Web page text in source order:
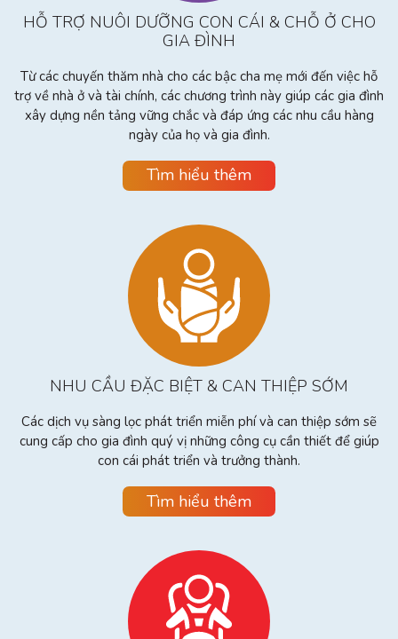
HỖ TRỢ NUÔI DƯỠNG CON CÁI & CHỖ Ở CHO
GIA ĐÌNH
Từ các chuyến thăm nhà cho các bậc cha mẹ mới đến việc hỗ
trợ về nhà ở và tài chính, các chương trình này giúp các gia đình
xây dựng nền tảng vững chắc và đáp ứng các nhu cầu hàng
ngày của họ và gia đình.
Tìm hiểu thêm
NHU CẦU ĐẶC BIỆT & CAN THIỆP SỚM
Các dịch vụ sàng lọc phát triển miễn phí và can thiệp sớm sẽ
cung cấp cho gia đình quý vị những công cụ cần thiết để giúp
con cái phát triển và trưởng thành.
Tìm hiểu thêm